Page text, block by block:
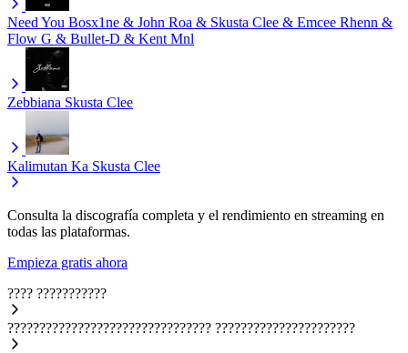
Need You Bosx1ne & John Roa & Skusta Clee & Emcee Rhenn &
Flow G & Bullet-D & Kent Mnl
Zebbiana Skusta Clee
Kalimutan Ka Skusta Clee
Consulta la discografía completa y el rendimiento en streaming en
todas las plataformas.
Empieza gratis ahora
???? ???????????
???????????????????????????????? ??????????????????????